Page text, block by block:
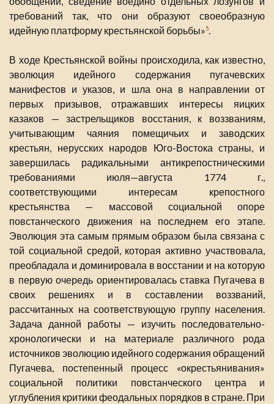
требований так, что они образуют своеобразную
идейную платформу крестьянской борьбы»5.
В ходе Крестьянской войны происходила, как известно,
эволюция идейного содержания пугачевских
манифестов и указов, и шла она в направлении от
первых призывов, отражавших интересы яицких
казаков — застрельщиков восстания, к воззваниям,
учитывающим чаяния помещичьих и заводских
крестьян, нерусских народов Юго-Востока страны, и
завершилась радикальными антикрепостническими
требованиями июля—августа 1774 г.,
соответствующими интересам крепостного
крестьянства — массовой социальной опоре
повстанческого движения на последнем его этапе.
Эволюция эта самым прямым образом была связана с
той социальной средой, которая активно участвовала,
преобладала и доминировала в восстании и на которую
в первую очередь ориентировалась ставка Пугачева в
своих решениях и в составлении воззваний,
рассчитанных на соответствующую группу населения.
Задача данной работы — изучить последовательно-
хронологически и на материале различного рода
источников эволюцию идейного содержания обращений
Пугачева, постепенный процесс «окрестьянивания»
социальной политики повстанческого центра и
углубления критики феодальных порядков в стране. При